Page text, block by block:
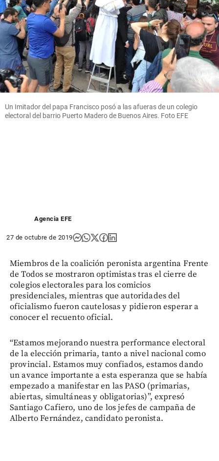
Un Imitador del papa Francisco posó a las afueras de un colegio
electoral del barrio Puerto Madero de Buenos Aires. Foto EFE
Agencia EFE
27 de octubre de 2019
Miembros de la coalición peronista argentina Frente
de Todos se mostraron optimistas tras el cierre de
colegios electorales para los comicios
presidenciales, mientras que autoridades del
oficialismo fueron cautelosas y pidieron esperar a
conocer el recuento oficial.
“Estamos mejorando nuestra performance electoral
de la elección primaria, tanto a nivel nacional como
provincial. Estamos muy confiados, estamos dando
un avance importante a esta esperanza que se había
empezado a manifestar en las PASO (primarias,
abiertas, simultáneas y obligatorias)”, expresó
Santiago Cafiero, uno de los jefes de campaña de
Alberto Fernández, candidato peronista.